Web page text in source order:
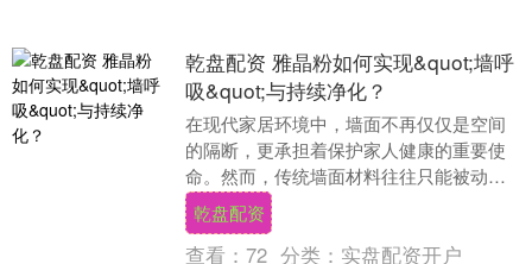
乾盘配资 雅晶粉如何实现&quot;墙呼
吸&quot;与持续净化？
在现代家居环境中，墙面不再仅仅是空间
的隔断，更承担着保护家人健康的重要使
命。然而，传统墙面材料往往只能被动防
护，无法应对持续释放的室内污染。今
天，我们将深入探讨....
乾盘配资
查看： 72 分类： 实盘配资开户